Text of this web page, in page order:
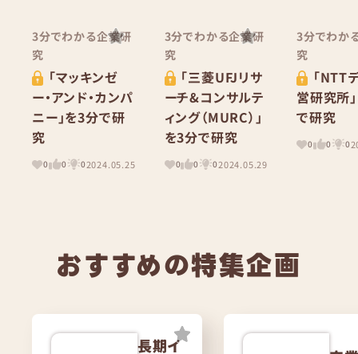
3分でわかる企業研
究
「マッキンゼ
ー・アンド・カンパ
ニー」を3分で研
究
0 0 02024.05.25
3分でわかる企業研
究
「三菱UFJリサ
ーチ&コンサルテ
ィング（MURC）」
を3分で研究
0 0 02024.05.29
3分でわか
究
「NTT
営研究所
で研究
0 0 0
おすすめの特集企画
長期イ